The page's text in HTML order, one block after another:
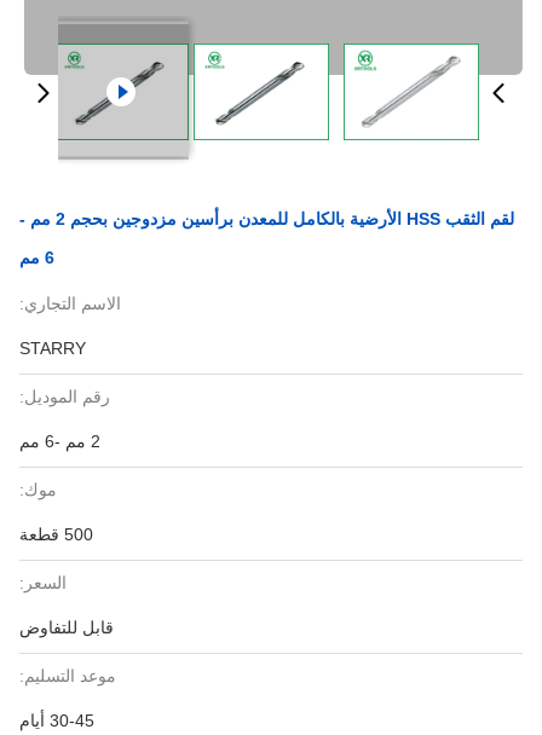
لقم الثقب HSS الأرضية بالكامل للمعدن برأسين مزدوجين بحجم 2 مم -
6 مم
الاسم التجاري:
STARRY
رقم الموديل:
موك:
500 قطعة
السعر:
قابل للتفاوض
موعد التسليم:
30-45 أيام